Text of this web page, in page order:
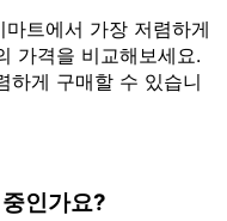
트에서 가장 저렴하게
가격을 비교해보세요.
하게 구매할 수 있습니
인가요?